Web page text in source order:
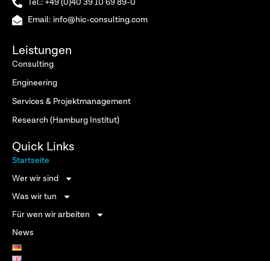
Tel.: +49 (0)40 39 10 69 89-0
Email: info@hic-consulting.com
Leistungen
Consulting
Engineering
Services & Projektmanagement
Research (Hamburg Institut)
Quick Links
Startseite
Wer wir sind
Was wir tun
Für wen wir arbeiten
News